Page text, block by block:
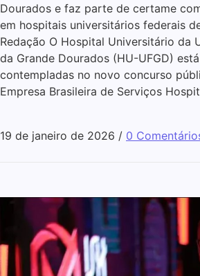
Dourados e faz parte de certame
em hospitais universitários federais
Redação O Hospital Universitário da
da Grande Dourados (HU-UFGD)
contempladas no novo concurso
Empresa Brasileira de Serviços
19 de janeiro de 2026 / 0